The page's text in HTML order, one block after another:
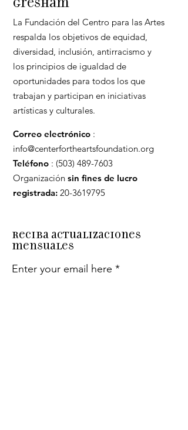
Gresham
La Fundación del Centro para las Artes
respalda los objetivos de equidad,
diversidad, inclusión, antirracismo y
los principios de igualdad de
oportunidades para todos los que
trabajan y participan en iniciativas
artísticas y culturales.
Correo electrónico :
info@centerfortheartsfoundation.org
Teléfono : (503) 489-7603
Organización sin fines de lucro
registrada: 20-3619795
Reciba actualizaciones
mensuales
Enter your email here